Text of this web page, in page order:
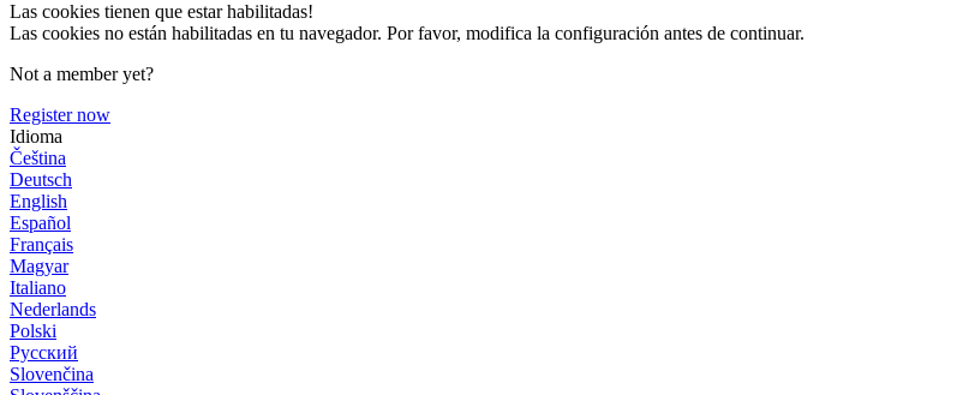
Las cookies tienen que estar habilitadas!
Las cookies no están habilitadas en tu navegador. Por favor, modifica la configuración antes de continuar.
Not a member yet?
Register now
Idioma
Čeština
Deutsch
English
Español
Français
Magyar
Italiano
Nederlands
Polski
Русский
Slovenčina